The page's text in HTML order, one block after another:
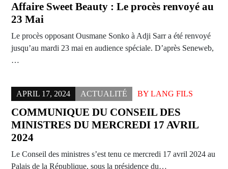
Affaire Sweet Beauty : Le procès renvoyé au
23 Mai
Le procès opposant Ousmane Sonko à Adji Sarr a été renvoyé
jusqu’au mardi 23 mai en audience spéciale. D’après Seneweb,
…
APRIL 17, 2024 ACTUALITÉ BY LANG FILS
COMMUNIQUE DU CONSEIL DES
MINISTRES DU MERCREDI 17 AVRIL
2024
Le Conseil des ministres s’est tenu ce mercredi 17 avril 2024 au
Palais de la République, sous la présidence du…